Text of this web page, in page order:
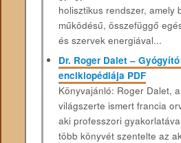
holisztikus rendszer, amely
működésű, összefüggő
és szervek energiával...
Dr. Roger Dalet –
enciklopédiája PDF
Könyvajánló: Roger Dalet,
világszerte ismert francia
aki professzori
több könyvét szentelte az